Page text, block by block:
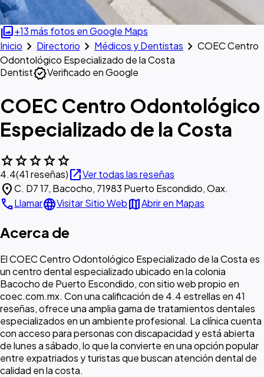
photo_library+13 más fotos en Google Maps
Inicio chevron_right Directorio chevron_right Médicos y Dentistas chevron_right COEC Centro
Odontológico Especializado de la Costa
DentistverifiedVerificado en Google
COEC Centro Odontológico
Especializado de la Costa
starstarstarstarstar
4.4(41 reseñas)open_in_newVer todas las reseñas
location_onC. D7 17, Bacocho, 71983 Puerto Escondido, Oax.
callLlamarlanguageVisitar Sitio WebmapAbrir en Mapas
Acerca de
El COEC Centro Odontológico Especializado de la Costa es
un centro dental especializado ubicado en la colonia
Bacocho de Puerto Escondido, con sitio web propio en
coec.com.mx. Con una calificación de 4.4 estrellas en 41
reseñas, ofrece una amplia gama de tratamientos dentales
especializados en un ambiente profesional. La clínica cuenta
con acceso para personas con discapacidad y está abierta
de lunes a sábado, lo que la convierte en una opción popular
entre expatriados y turistas que buscan atención dental de
calidad en la costa.